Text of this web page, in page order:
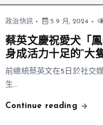
政治快訊 5 9 月, 2024
蔡英文慶祝愛犬「
身成活力十足的“大
前總統蔡英文在5日於社交
生…
Continue reading